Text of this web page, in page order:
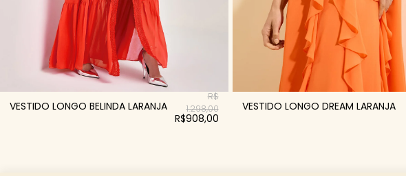
VESTIDO LONGO BELINDA LARANJA
R$
1.298,00
R$908,00
VESTIDO LONGO DREAM LARANJA